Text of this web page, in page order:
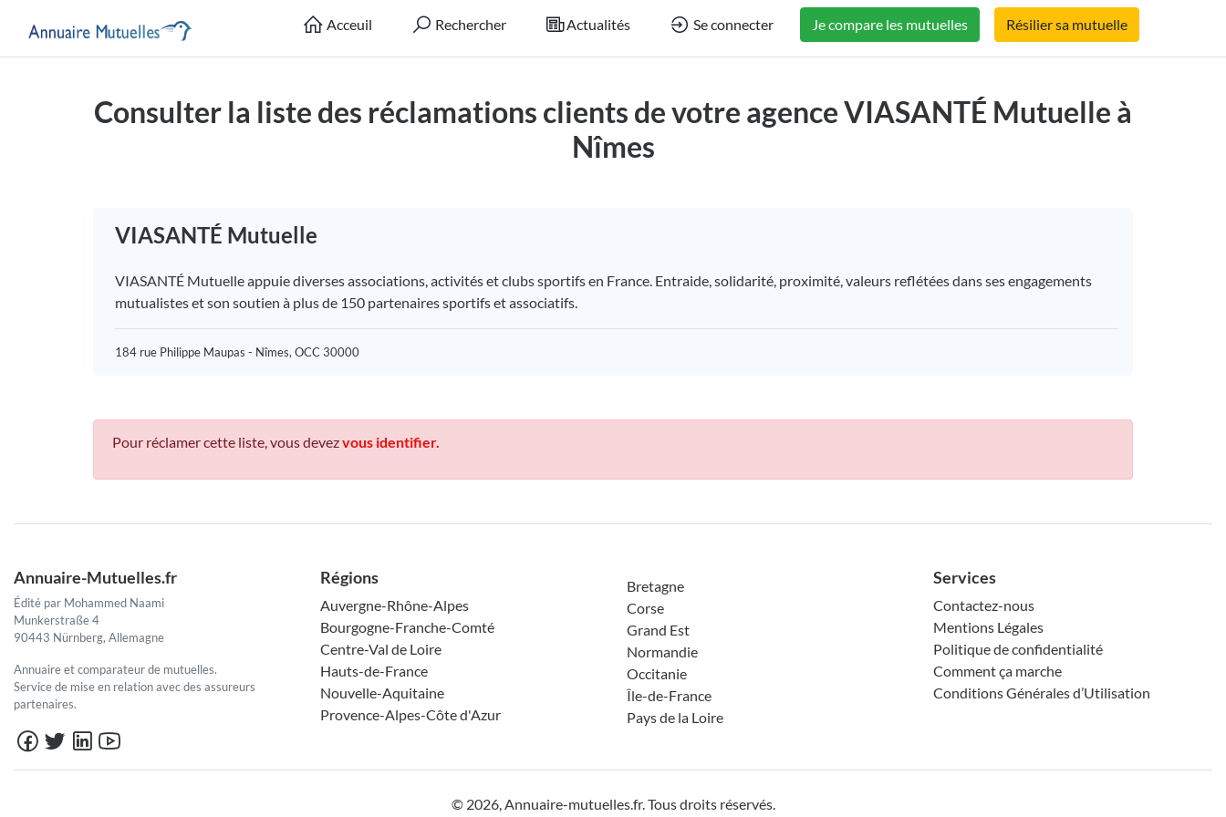
Acceuil Rechercher Actualités Se connecter Je compare les mutuelles Résilier sa mutuelle
Consulter la liste des réclamations clients de votre agence VIASANTÉ Mutuelle à
Nîmes
VIASANTÉ Mutuelle
VIASANTÉ Mutuelle appuie diverses associations, activités et clubs sportifs en France. Entraide, solidarité, proximité, valeurs reflétées dans ses engagements
mutualistes et son soutien à plus de 150 partenaires sportifs et associatifs.
184 rue Philippe Maupas - Nîmes, OCC 30000
Pour réclamer cette liste, vous devezvous identifier.
Annuaire-Mutuelles.fr
Édité par Mohammed Naami
Munkerstraße 4
90443 Nürnberg, Allemagne
Annuaire et comparateur de mutuelles.
Service de mise en relation avec des assureurs
partenaires.
Régions
Auvergne-Rhône-Alpes
Bourgogne-Franche-Comté
Centre-Val de Loire
Hauts-de-France
Nouvelle-Aquitaine
Provence-Alpes-Côte d'Azur
Bretagne
Corse
Grand Est
Normandie
Occitanie
Île-de-France
Pays de la Loire
Services
Contactez-nous
Mentions Légales
Politique de confidentialité
Comment ça marche
Conditions Générales d’Utilisation
© 2026, Annuaire-mutuelles.fr. Tous droits réservés.